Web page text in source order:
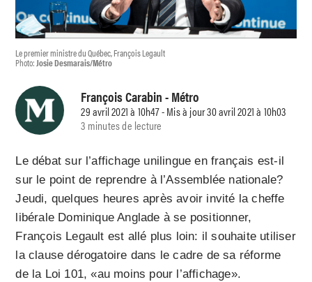
Le premier ministre du Québec, François Legault
Photo:Josie Desmarais/Métro
François Carabin- Métro
29 avril 2021 à 10h47 - Mis à jour 30 avril 2021 à 10h03
3 minutes de lecture
Le débat sur l’affichage unilingue en français est-il
sur le point de reprendre à l’Assemblée nationale?
Jeudi, quelques heures après avoir invité la cheffe
libérale Dominique Anglade à se positionner,
François Legault est allé plus loin: il souhaite utiliser
la clause dérogatoire dans le cadre de sa réforme
de la Loi 101, «au moins pour l’affichage».